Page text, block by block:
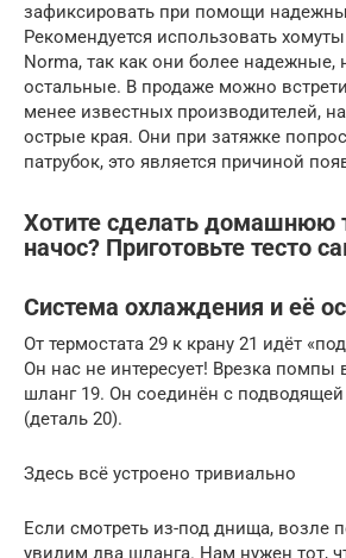
зафиксировать при помощи
Рекомендуется использовать
Norma, так как они более надежные,
остальные. В продаже можно
менее известных производителей,
острые края. Они при затяжке
патрубок, это является причиной
Хотите сделать домашнюю
начос? Приготовьте тесто
Система охлаждения и её
От термостата 29 к крану 21 идёт
Он нас не интересует! Врезка помпы
шланг 19. Он соединён с подводящей
(деталь 20).
Здесь всё устроено тривиально
Если смотреть из-под днища, возле
увидим два шланга. Нам нужен тот,